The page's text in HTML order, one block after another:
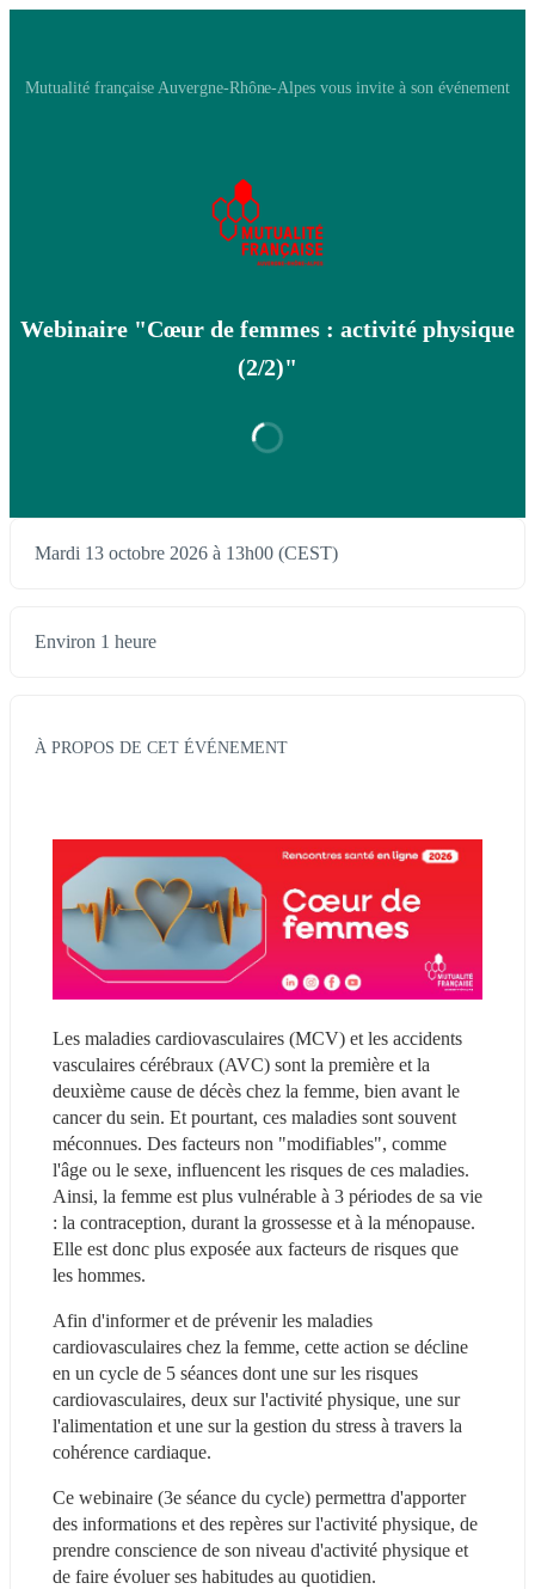
Mutualité française Auvergne-Rhône-Alpes vous invite à son événement
Webinaire "Cœur de femmes : activité physique
(2/2)"
Mardi 13 octobre 2026 à 13h00 (CEST)
Environ 1 heure
À PROPOS DE CET ÉVÉNEMENT
Les maladies cardiovasculaires (MCV) et les accidents
vasculaires cérébraux (AVC) sont la première et la
deuxième cause de décès chez la femme, bien avant le
cancer du sein. Et pourtant, ces maladies sont souvent
méconnues. Des facteurs non "modifiables", comme
l'âge ou le sexe, influencent les risques de ces maladies.
Ainsi, la femme est plus vulnérable à 3 périodes de sa vie
: la contraception, durant la grossesse et à la ménopause.
Elle est donc plus exposée aux facteurs de risques que
les hommes.
Afin d'informer et de prévenir les maladies
cardiovasculaires chez la femme, cette action se décline
en un cycle de 5 séances dont une sur les risques
cardiovasculaires, deux sur l'activité physique, une sur
l'alimentation et une sur la gestion du stress à travers la
cohérence cardiaque.
Ce webinaire (3e séance du cycle) permettra d'apporter
des informations et des repères sur l'activité physique, de
prendre conscience de son niveau d'activité physique et
de faire évoluer ses habitudes au quotidien.